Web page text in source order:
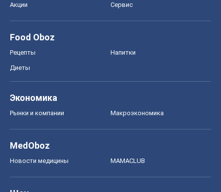
Акции Сервис
Food Oboz
Рецепты Напитки
Диеты
Экономика
Рынки и компании Mакроэкономика
MedOboz
Новости медицины MAMACLUB